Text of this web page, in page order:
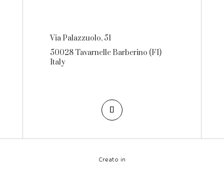
Via Palazzuolo, 51
50028 Tavarnelle Barberino (FI)
Italy
Creato in